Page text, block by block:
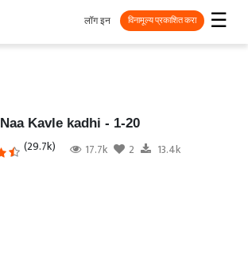
☰
लॉग इन विनामूल्य प्रकाशित करा
Naa Kavle kadhi - 1-20
(29.7k) 17.7k 2 13.4k